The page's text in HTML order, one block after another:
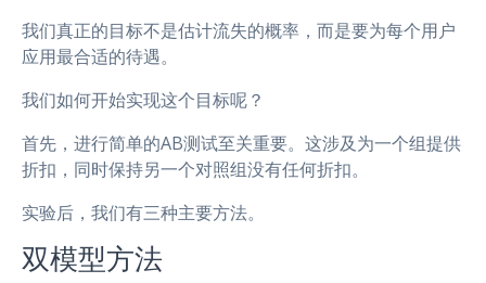
我们真正的目标不是估计流失的概率，而是要为每个用户
应用最合适的待遇。
我们如何开始实现这个目标呢？
首先，进行简单的AB测试至关重要。这涉及为一个组提供
折扣，同时保持另一个对照组没有任何折扣。
实验后，我们有三种主要方法。
双模型方法